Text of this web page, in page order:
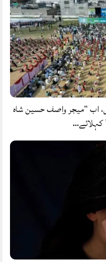
اب “میجر واصف حسین شاہ
کہلائے…